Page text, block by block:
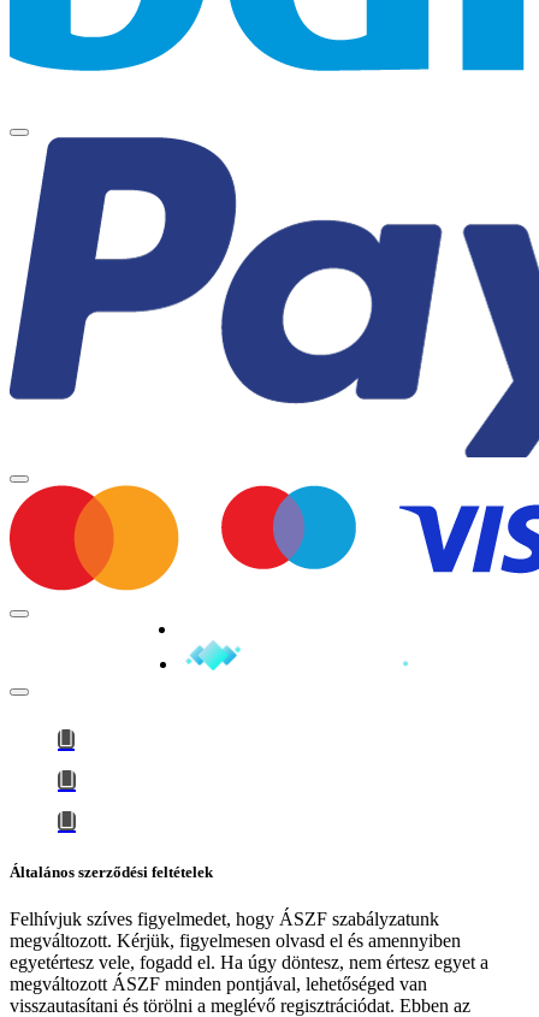
Általános szerződési feltételek
Felhívjuk szíves figyelmedet, hogy ÁSZF szabályzatunk
megváltozott. Kérjük, figyelmesen olvasd el és amennyiben
egyetértesz vele, fogadd el. Ha úgy döntesz, nem értesz egyet a
megváltozott ÁSZF minden pontjával, lehetőséged van
visszautasítani és törölni a meglévő regisztrációdat. Ebben az